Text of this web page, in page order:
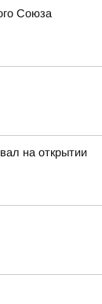
Союза
на открытии